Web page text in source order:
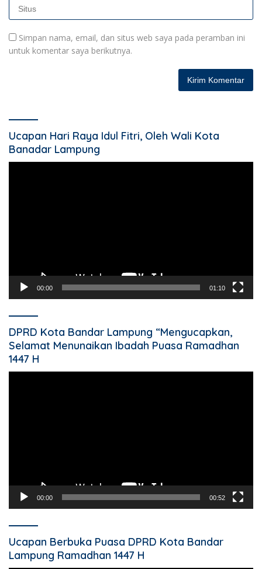
Simpan nama, email, dan situs web saya pada peramban ini
untuk komentar saya berikutnya.
Ucapan Hari Raya Idul Fitri, Oleh Wali Kota
Banadar Lampung
00:00 01:10
DPRD Kota Bandar Lampung “Mengucapkan,
Selamat Menunaikan Ibadah Puasa Ramadhan
1447 H
00:00 00:52
Ucapan Berbuka Puasa DPRD Kota Bandar
Lampung Ramadhan 1447 H